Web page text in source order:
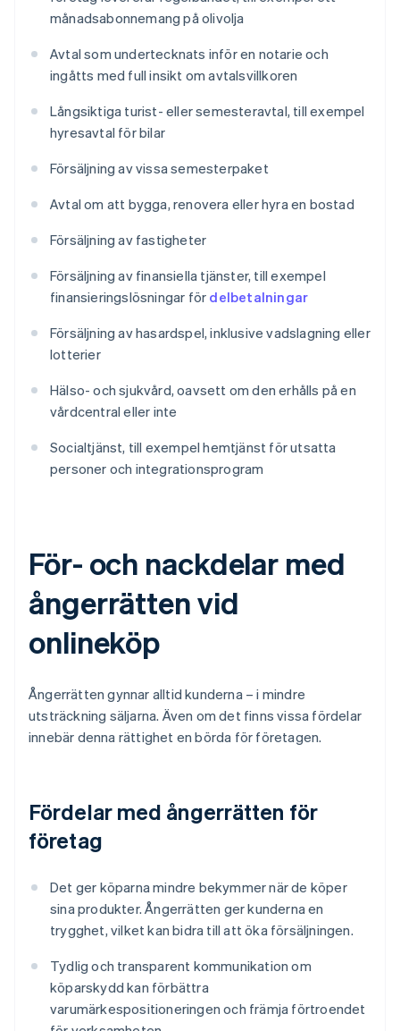
månadsabonnemang på olivolja
Avtal som undertecknats inför en notarie och
ingåtts med full insikt om avtalsvillkoren
Långsiktiga turist- eller semesteravtal, till exempel
hyresavtal för bilar
Försäljning av vissa semesterpaket
Avtal om att bygga, renovera eller hyra en bostad
Försäljning av fastigheter
Försäljning av finansiella tjänster, till exempel
finansieringslösningar för delbetalningar
Försäljning av hasardspel, inklusive vadslagning eller
lotterier
Hälso- och sjukvård, oavsett om den erhålls på en
vårdcentral eller inte
Socialtjänst, till exempel hemtjänst för utsatta
personer och integrationsprogram
För- och nackdelar med
ångerrätten vid
onlineköp
Ångerrätten gynnar alltid kunderna – i mindre
utsträckning säljarna. Även om det finns vissa fördelar
innebär denna rättighet en börda för företagen.
Fördelar med ångerrätten för
företag
Det ger köparna mindre bekymmer när de köper
sina produkter. Ångerrätten ger kunderna en
trygghet, vilket kan bidra till att öka försäljningen.
Tydlig och transparent kommunikation om
köparskydd kan förbättra
varumärkespositioneringen och främja förtroendet